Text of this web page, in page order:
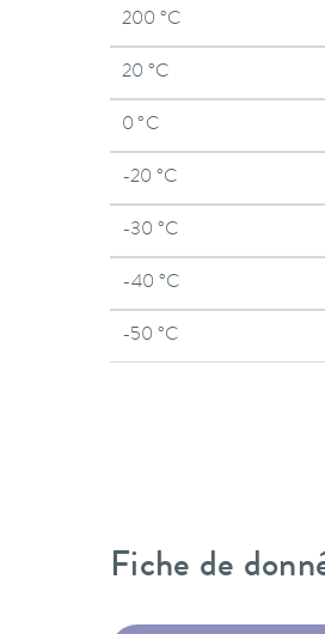
200 °C
20 °C
0 °C
-20 °C
-30 °C
-40 °C
-50 °C
Fiche de